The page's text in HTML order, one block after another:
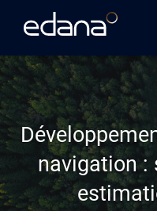
navigation :